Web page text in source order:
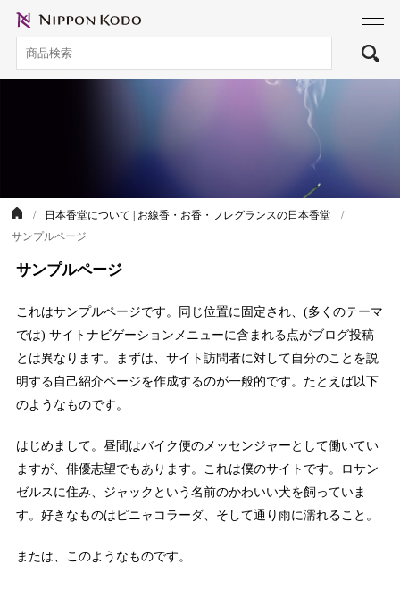
日本香堂について | お線香・お香・フレグランスの日本香堂
サンプルページ
サンプルページ
これはサンプルページです。同じ位置に固定され、(多くのテーマ
では) サイトナビゲーションメニューに含まれる点がブログ投稿
とは異なります。まずは、サイト訪問者に対して自分のことを説
明する自己紹介ページを作成するのが一般的です。たとえば以下
のようなものです。
はじめまして。昼間はバイク便のメッセンジャーとして働いてい
ますが、俳優志望でもあります。これは僕のサイトです。ロサン
ゼルスに住み、ジャックという名前のかわいい犬を飼っていま
す。好きなものはピニャコラーダ、そして通り雨に濡れること。
または、このようなものです。